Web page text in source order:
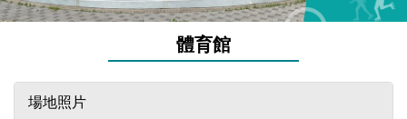
體育館
場地照片